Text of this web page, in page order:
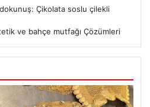
Çikolata soslu çilekli
ve bahçe mutfağı Çözümleri